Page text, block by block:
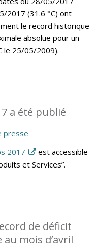
2017 (31.6 °C) ont
le record historique
absolue pour un
le 25/05/2009).
a été publié
presse
2017
est accessible
et Services”.
de déficit
mois d’avril